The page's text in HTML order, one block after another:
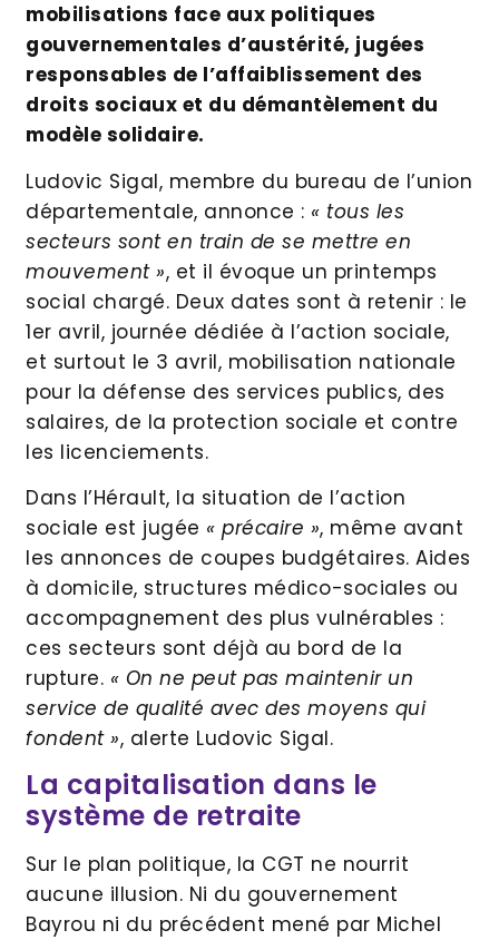
mobilisations face aux politiques
gouvernementales d’austérité, jugées
responsables de l’affaiblissement des
droits sociaux et du démantèlement du
modèle solidaire.
Ludovic Sigal, membre du bureau de l’union
départementale, annonce : « tous les
secteurs sont en train de se mettre en
mouvement », et il évoque un printemps
social chargé. Deux dates sont à retenir : le
1er avril, journée dédiée à l’action sociale,
et surtout le 3 avril, mobilisation nationale
pour la défense des services publics, des
salaires, de la protection sociale et contre
les licenciements.
Dans l’Hérault, la situation de l’action
sociale est jugée « précaire », même avant
les annonces de coupes budgétaires. Aides
à domicile, structures médico-sociales ou
accompagnement des plus vulnérables :
ces secteurs sont déjà au bord de la
rupture. « On ne peut pas maintenir un
service de qualité avec des moyens qui
fondent », alerte Ludovic Sigal.
La capitalisation dans le
système de retraite
Sur le plan politique, la CGT ne nourrit
aucune illusion. Ni du gouvernement
Bayrou ni du précédent mené par Michel